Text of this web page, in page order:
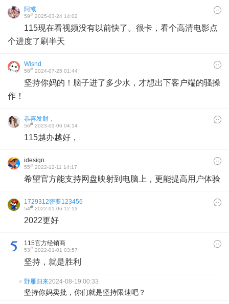
阿彧
59# 2025-03-24 14:02
115现在看视频没有以前快了。很卡，看个高清电影点
个进度了刷半天
Wisnd
58# 2024-07-25 01:44
坚持你妈的！脑子进了多少水，才想出下客户端的骚操
作！
恭喜发财，
56# 2023-03-06 04:14
115越办越好，
idesign
55# 2022-12-11 14:17
希望官方能支持网盘映射到电脑上，更能提高用户体验
1729312密要123456
54# 2022-01-06 12:13
2022更好
115官方经销商
53# 2022-01-01 03:57
坚持，就是胜利
野雁归来2024-08-19 00:33
坚持你妈卖批，你们就是坚持限速吧？